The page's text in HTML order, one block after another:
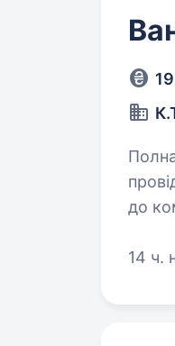
Полная
до
14 ч.